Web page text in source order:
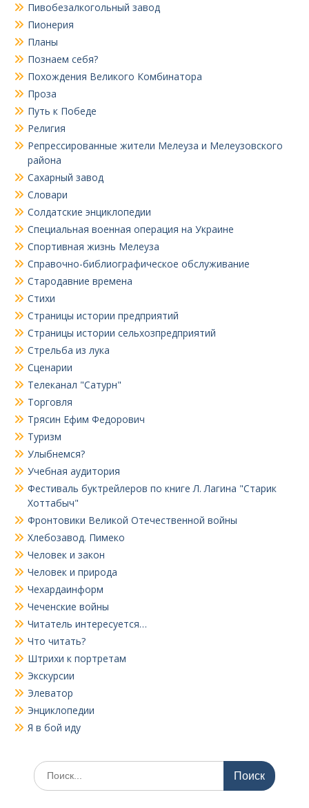
Пивобезалкогольный завод
Пионерия
Планы
Познаем себя?
Похождения Великого Комбинатора
Проза
Путь к Победе
Религия
Репрессированные жители Мелеуза и Мелеузовского
района
Сахарный завод
Словари
Солдатские энциклопедии
Специальная военная операция на Украине
Спортивная жизнь Мелеуза
Справочно-библиографическое обслуживание
Стародавние времена
Стихи
Страницы истории предприятий
Страницы истории сельхозпредприятий
Стрельба из лука
Сценарии
Телеканал "Сатурн"
Торговля
Трясин Ефим Федорович
Туризм
Улыбнемся?
Учебная аудитория
Фестиваль буктрейлеров по книге Л. Лагина "Старик
Хоттабыч"
Фронтовики Великой Отечественной войны
Хлебозавод. Пимеко
Человек и закон
Человек и природа
Чехардаинформ
Чеченские войны
Читатель интересуется…
Что читать?
Штрихи к портретам
Экскурсии
Элеватор
Энциклопедии
Я в бой иду
Поиск
по: